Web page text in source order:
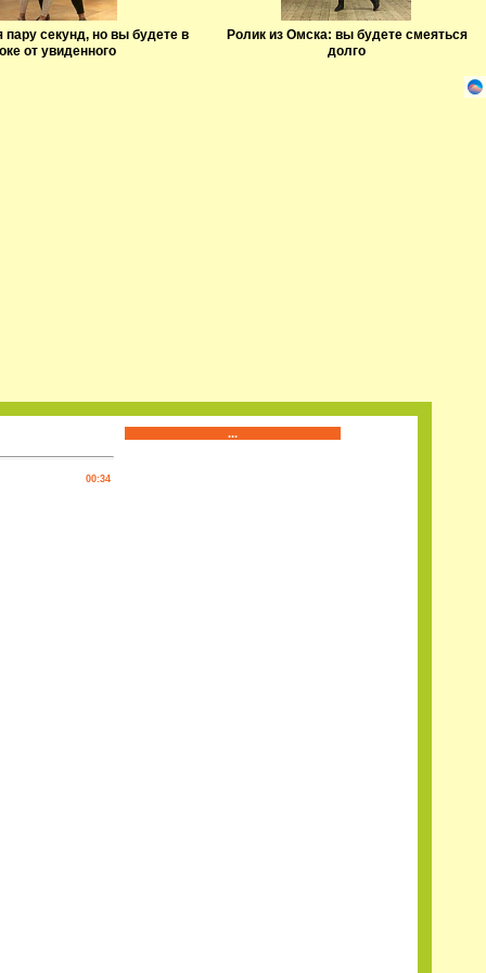
пару секунд, но вы будете в
от увиденного
Ролик из Омска: вы будете смеяться
долго
...